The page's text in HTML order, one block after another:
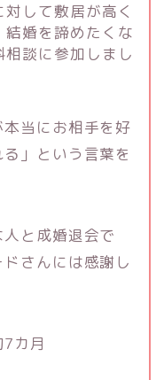
して敷居が高く
婚を諦めたくな
談に参加しまし
当にお相手を好
」という言葉を
と成婚退会で
さんには感謝し
カ月